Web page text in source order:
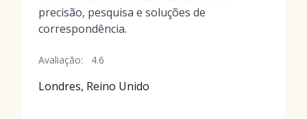
precisão, pesquisa e soluções de
correspondência.
Avaliação: 4.6
Londres, Reino Unido